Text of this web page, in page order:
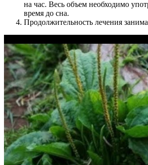
на час. Весь объем необходимо
время до сна.
Продолжительность лечения